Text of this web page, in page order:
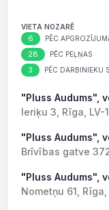
VIETA NOZARĒ
6 PĒC
28 PĒC PEĻŅAS
3 PĒC DARBINIEKU
"Pluss Audums",
Ieriķu 3, Rīga, LV-
"Pluss Audums",
Brīvības gatve
"Pluss Audums",
Nometņu 61, Rīga,